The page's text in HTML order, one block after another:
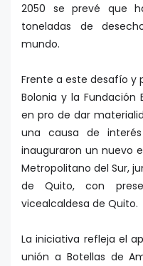
2050 se prevé que
toneladas de
mundo.
Frente a este desafío y
Bolonia y la Fundación
en pro de dar
una causa de
inauguraron un nuevo
Metropolitano del Sur,
de Quito, con
vicealcaldesa de Quito.
La iniciativa refleja el
unión a Botellas de